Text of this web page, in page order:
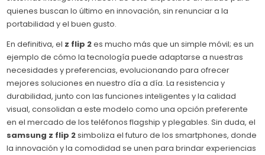
quienes buscan lo último en innovación, sin renunciar a la
portabilidad y el buen gusto.
En definitiva, el z flip 2es mucho más que un simple móvil; es un
ejemplo de cómo la tecnología puede adaptarse a nuestras
necesidades y preferencias, evolucionando para ofrecer
mejores soluciones en nuestro día a día. La resistencia y
durabilidad, junto con las funciones inteligentes y la calidad
visual, consolidan a este modelo como una opción preferente
en el mercado de los teléfonos flagship y plegables. Sin duda, el
samsung z flip 2simboliza el futuro de los smartphones, donde
la innovación y la comodidad se unen para brindar experiencias